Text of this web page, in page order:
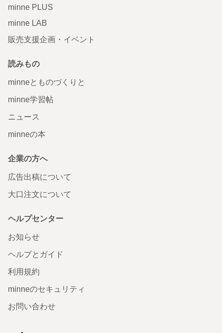
minne PLUS
minne LAB
販売支援企画・イベント
読みもの
minneとものづくりと
minne学習帖
ニュース
minneの本
企業の方へ
広告出稿について
大口注文について
ヘルプセンター
お知らせ
ヘルプとガイド
利用規約
minneのセキュリティ
お問い合わせ